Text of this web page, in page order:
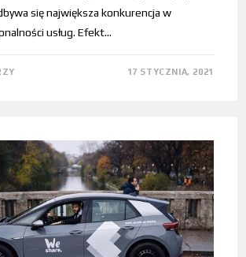
się największa konkurencja w
usług. Efekt…
17 STYCZNIA, 2021